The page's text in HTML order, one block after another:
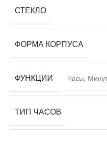
СТЕКЛО
ФОРМА КОРПУСА
ФУНКЦИИ Часы,
ТИП ЧАСОВ